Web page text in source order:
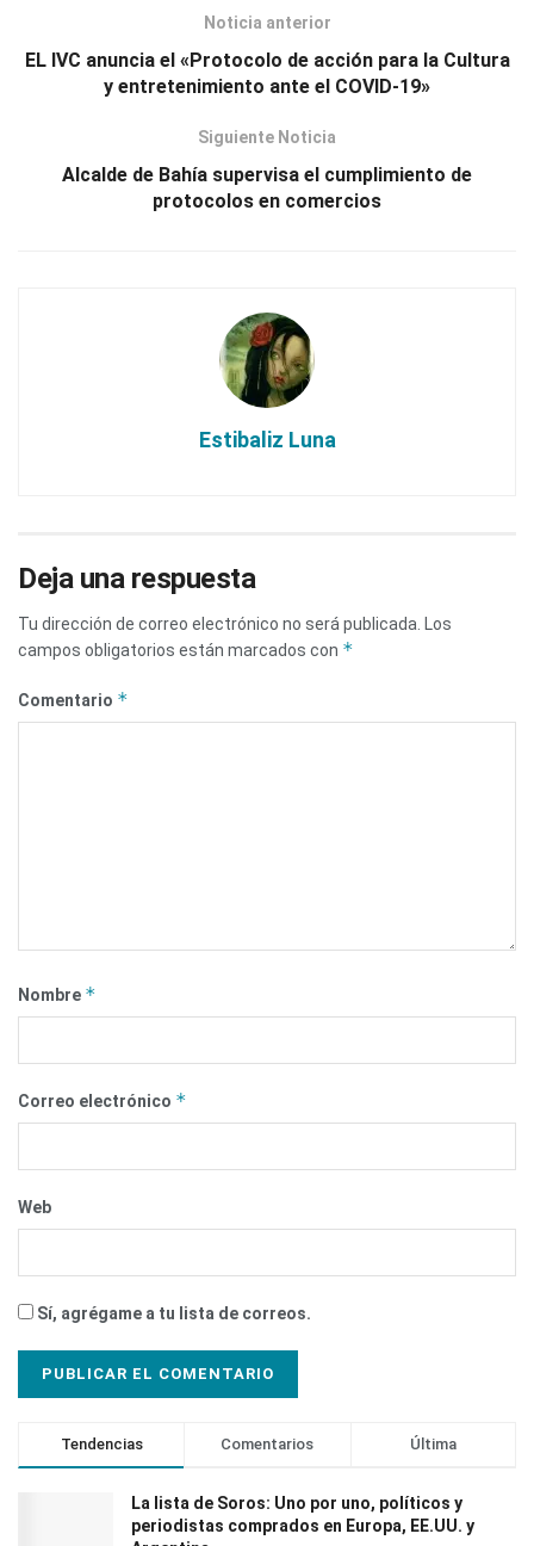
Noticia anterior
EL IVC anuncia el «Protocolo de acción para la Cultura
y entretenimiento ante el COVID-19»
Siguiente Noticia
Alcalde de Bahía supervisa el cumplimiento de
protocolos en comercios
Estibaliz Luna
Deja una respuesta
Tu dirección de correo electrónico no será publicada. Los
campos obligatorios están marcados con *
Comentario *
Nombre *
Correo electrónico *
Web
Sí, agrégame a tu lista de correos.
Tendencias Comentarios Última
La lista de Soros: Uno por uno, políticos y
periodistas comprados en Europa, EE.UU. y